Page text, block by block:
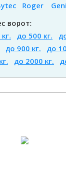
Roger
ворот:
до 500 кг.
до 900 кг. до
до 2000 кг.